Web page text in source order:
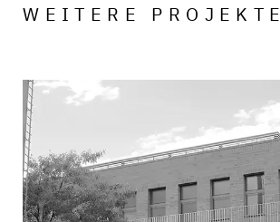
WEITERE PROJEKTE